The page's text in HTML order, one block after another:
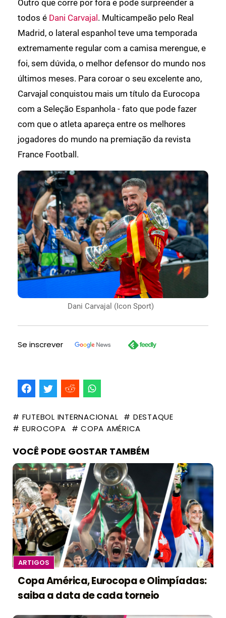
Outro que corre por fora e pode surpreender a
todos é Dani Carvajal . Multicampeão pelo Real
Madrid, o lateral espanhol teve uma temporada
extremamente regular com a camisa merengue, e
foi, sem dúvida, o melhor defensor do mundo nos
últimos meses. Para coroar o seu excelente ano,
Carvajal conquistou mais um título da Eurocopa
com a Seleção Espanhola - fato que pode fazer
com que o atleta apareça entre os melhores
jogadores do mundo na premiação da revista
France Football.
Dani Carvajal (Icon Sport)
Se inscrever
# FUTEBOL INTERNACIONAL # DESTAQUE
# EUROCOPA
# COPA AMÉRICA
VOCÊ PODE GOSTAR TAMBÉM
ARTIGOS
Copa América, Eurocopa e Olimpíadas:
saiba a data de cada torneio